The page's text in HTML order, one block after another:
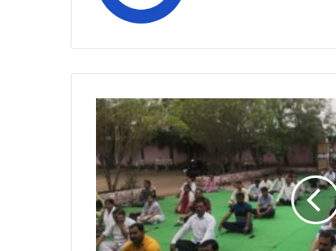
शासकीय
कर्मचारियों
और
नगर
के
प्रबुद्धजनों
ने
किया
सामूहिक